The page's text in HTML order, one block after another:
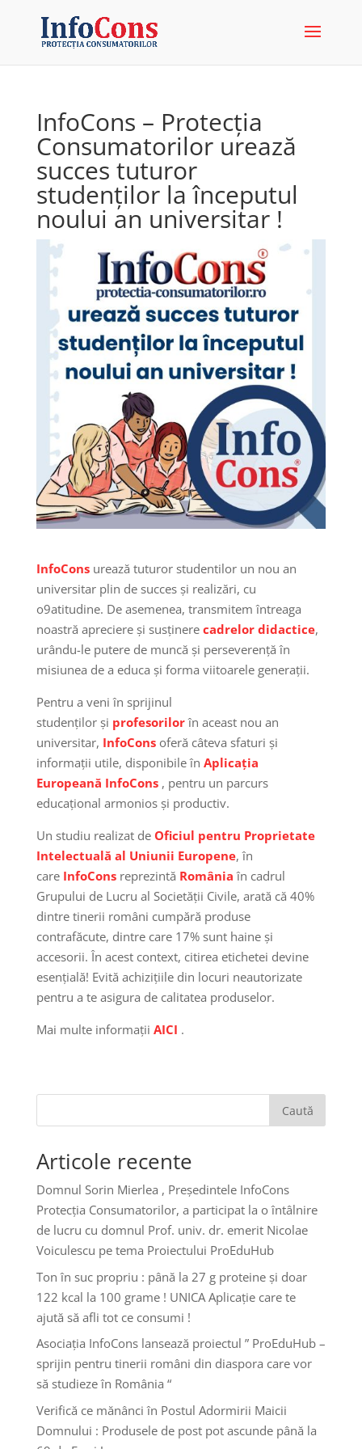
InfoCons – Protecția
Consumatorilor urează
succes tuturor
studenților la începutul
noului an universitar !
InfoConsurează tuturor studentilor un nou an
universitar plin de succes și realizări, cu
o9atitudine. De asemenea, transmitem întreaga
noastră apreciere și susținerecadrelor didactice,
urându-le putere de muncă și perseverență în
misiunea de a educa și forma viitoarele generații.
Pentru a veni în sprijinul
studenților și profesorilor în aceast nou an
universitar, InfoConsoferă câteva sfaturi și
informații utile, disponibile în Aplicația
Europeană InfoCons, pentru un parcurs
educațional armonios și productiv.
Un studiu realizat de Oficiul pentru Proprietate
Intelectuală al Uniunii Europene, în
care InfoConsreprezintă România în cadrul
Grupului de Lucru al Societății Civile, arată că 40%
dintre tinerii români cumpără produse
contrafăcute, dintre care 17% sunt haine și
accesorii. În acest context, citirea etichetei devine
esențială! Evită achizițiile din locuri neautorizate
pentru a te asigura de calitatea produselor.
Mai multe informații AICI .
Caută
Articole recente
Domnul Sorin Mierlea , Președintele InfoCons
Protecția Consumatorilor, a participat la o întâlnire
de lucru cu domnul Prof. univ. dr. emerit Nicolae
Voiculescu pe tema Proiectului ProEduHub
Ton în suc propriu : până la 27 g proteine și doar
122 kcal la 100 grame ! UNICA Aplicație care te
ajută să afli tot ce consumi !
Asociația InfoCons lansează proiectul ” ProEduHub –
sprijin pentru tinerii români din diaspora care vor
să studieze în România “
Verifică ce mănânci în Postul Adormirii Maicii
Domnului : Produsele de post pot ascunde până la